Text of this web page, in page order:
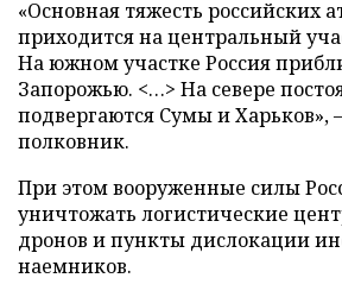
«Основная тяжесть российских
приходится на центральный
На южном участке Россия
Запорожью. <…> На севере
подвергаются Сумы и Харьков»,
полковник.
При этом вооруженные силы
уничтожать логистические
дронов и пункты дислокации
наемников.